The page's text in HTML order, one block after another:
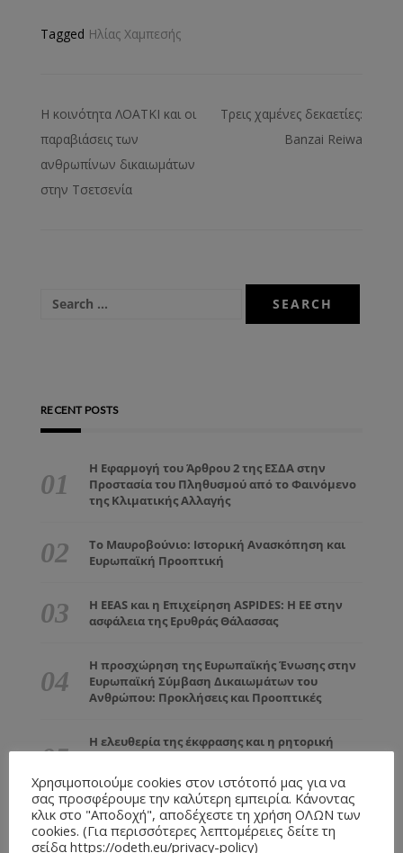
Tagged Ηλίας Χαμπεσής
Η κοινότητα ΛΟΑΤΚΙ και οι
παραβιάσεις των
ανθρωπίνων δικαιωμάτων
στην Τσετσενία
Τρεις χαμένες δεκαετίες:
Banzai Reiwa
RECENT POSTS
Η Εφαρμογή του Άρθρου 2 της ΕΣΔΑ στην
Προστασία του Πληθυσμού από το Φαινόμενο
της Κλιματικής Αλλαγής
Το Μαυροβούνιο: Ιστορική Ανασκόπηση και
Ευρωπαϊκή Προοπτική
Η EEAS και η Επιχείρηση ASPIDES: Η ΕΕ στην
ασφάλεια της Ερυθράς Θάλασσας
Η προσχώρηση της Ευρωπαϊκής Ένωσης στην
Ευρωπαϊκή Σύμβαση Δικαιωμάτων του
Ανθρώπου: Προκλήσεις και Προοπτικές
Η ελευθερία της έκφρασης και η ρητορική
Σύμβασης Δικαιωμάτων του Ανθρώπου
Χρησιμοποιούμε cookies στον ιστότοπό μας για να
σας προσφέρουμε την καλύτερη εμπειρία. Κάνοντας
κλικ στο "Αποδοχή", αποδέχεστε τη χρήση ΟΛΩΝ των
cookies. (Για περισσότερες λεπτομέρειες δείτε τη
σείδα https://odeth.eu/privacy-policy)